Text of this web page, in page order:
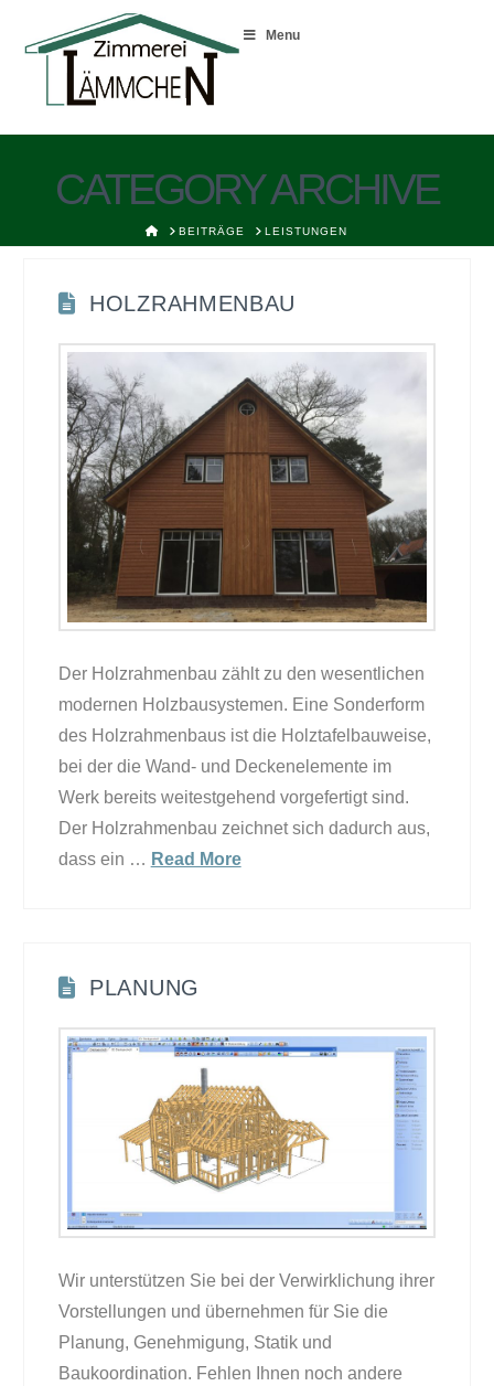
Menu
CATEGORY ARCHIVE
HOMEBEITRÄGE LEISTUNGEN
HOLZRAHMENBAU
Der Holzrahmenbau zählt zu den wesentlichen
modernen Holzbausystemen. Eine Sonderform
des Holzrahmenbaus ist die Holztafelbauweise,
bei der die Wand- und Deckenelemente im
Werk bereits weitestgehend vorgefertigt sind.
Der Holzrahmenbau zeichnet sich dadurch aus,
dass ein … Read More
PLANUNG
Wir unterstützen Sie bei der Verwirklichung ihrer
Vorstellungen und übernehmen für Sie die
Planung, Genehmigung, Statik und
Baukoordination. Fehlen Ihnen noch andere